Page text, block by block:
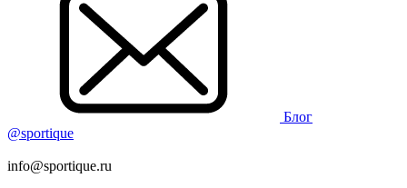
Блог
@sportique
info@sportique.ru